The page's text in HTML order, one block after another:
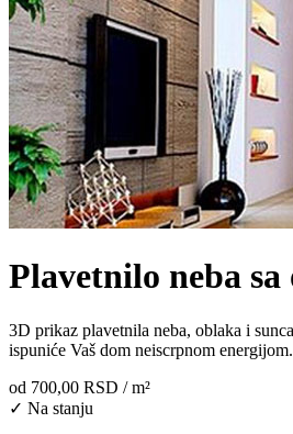
Plavetnilo neba
3D prikaz plavetnila neba, oblaka i
ispuniće Vaš dom neiscrpnom energijom.
od 700,00 RSD / m²
✓ Na stanju